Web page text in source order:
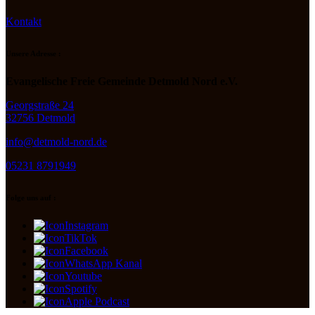
Kontakt
Georgstraße 24
32756 Detmold
info@detmold-nord.de
05231 8791949
Instagram
TikTok
Facebook
WhatsApp Kanal
Youtube
Spotify
Apple Podcast